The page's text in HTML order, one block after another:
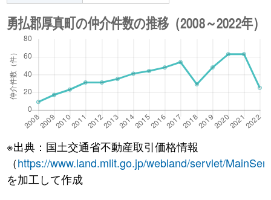
※出典：国土交通省不動産取引価格情報
（https://www.land.mlit.go.jp/webland/servlet/
を加工して作成